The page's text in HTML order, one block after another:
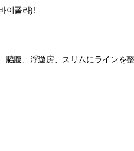
이폴라)!
腹、浮遊房、スリムにラインを整